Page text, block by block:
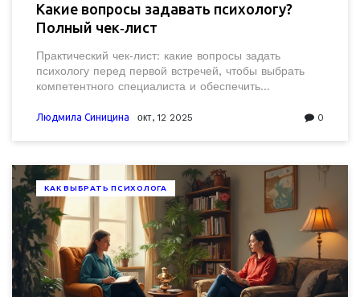
Какие вопросы задавать психологу?
Полный чек‑лист
Практический чек‑лист: какие вопросы задать
психологу перед первой встречей, чтобы выбрать
компетентного специалиста и обеспечить
Людмила Синицина окт, 12 2025 0
КАК ВЫБРАТЬ ПСИХОЛОГА